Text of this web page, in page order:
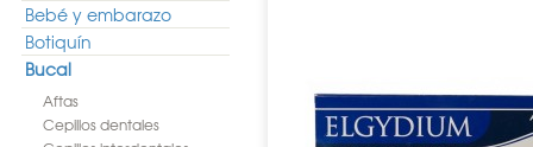
Bebé y embarazo
Botiquín
Bucal
Aftas
Cepillos dentales